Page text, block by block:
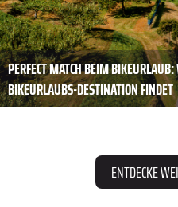
PERFECT MATCH BEIM
BIKEURLAUBS-DESTINATION FINDET
ENTDECKE